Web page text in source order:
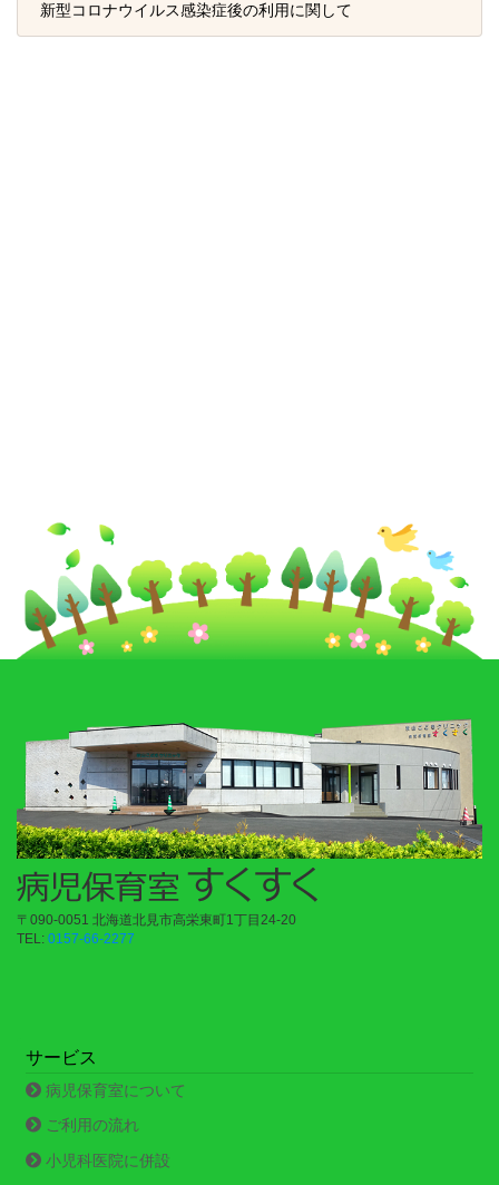
新型コロナウイルス感染症後の利用に関して
〒090-0051 北海道北見市高栄東町1丁目24-20
TEL: 0157-66-2277
サービス
病児保育室について
ご利用の流れ
小児科医院に併設